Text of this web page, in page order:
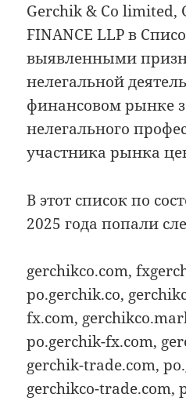
Gerchik & Co limited,
FINANCE LLP в
выявленными
нелегальной
финансовом рынке
нелегального
участника рынка
В этот список по
2025 года попали
gerchikco.com,
po.gerchik.co,
fx.com,
po.gerchik-fx.com,
gerchik-trade.com,
gerchikco-trade.com,